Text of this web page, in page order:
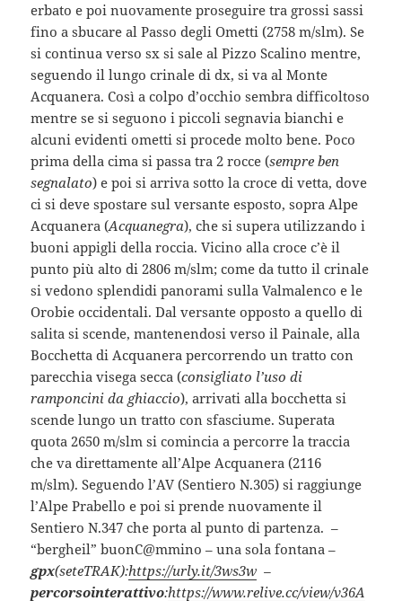
erbato e poi nuovamente proseguire tra grossi sassi
fino a sbucare al Passo degli Ometti (2758 m/slm). Se
si continua verso sx si sale al Pizzo Scalino mentre,
seguendo il lungo crinale di dx, si va al Monte
Acquanera. Così a colpo d’occhio sembra difficoltoso
mentre se si seguono i piccoli segnavia bianchi e
alcuni evidenti ometti si procede molto bene. Poco
prima della cima si passa tra 2 rocce (sempre ben
segnalato) e poi si arriva sotto la croce di vetta, dove
ci si deve spostare sul versante esposto, sopra Alpe
Acquanera (Acquanegra), che si supera utilizzando i
buoni appigli della roccia. Vicino alla croce c’è il
punto più alto di 2806 m/slm; come da tutto il crinale
si vedono splendidi panorami sulla Valmalenco e le
Orobie occidentali. Dal versante opposto a quello di
salita si scende, mantenendosi verso il Painale, alla
Bocchetta di Acquanera percorrendo un tratto con
parecchia visega secca (consigliato l’uso di
ramponcini da ghiaccio), arrivati alla bocchetta si
scende lungo un tratto con sfasciume. Superata
quota 2650 m/slm si comincia a percorre la traccia
che va direttamente all’Alpe Acquanera (2116
m/slm). Seguendo l’AV (Sentiero N.305) si raggiunge
l’Alpe Prabello e poi si prende nuovamente il
Sentiero N.347 che porta al punto di partenza. –
“bergheil” buonC@mmino – una sola fontana –
gpx(seteTRAK):https://urly.it/3ws3w –
percorsointerattivo:https://www.relive.cc/view/v36A